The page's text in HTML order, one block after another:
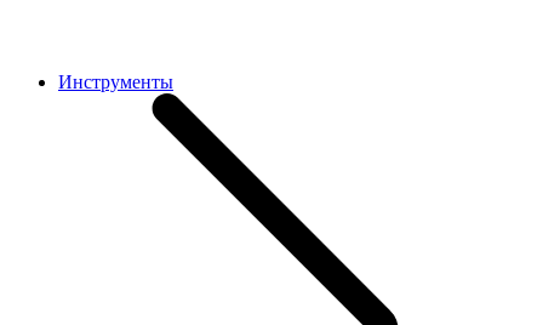
Инструменты